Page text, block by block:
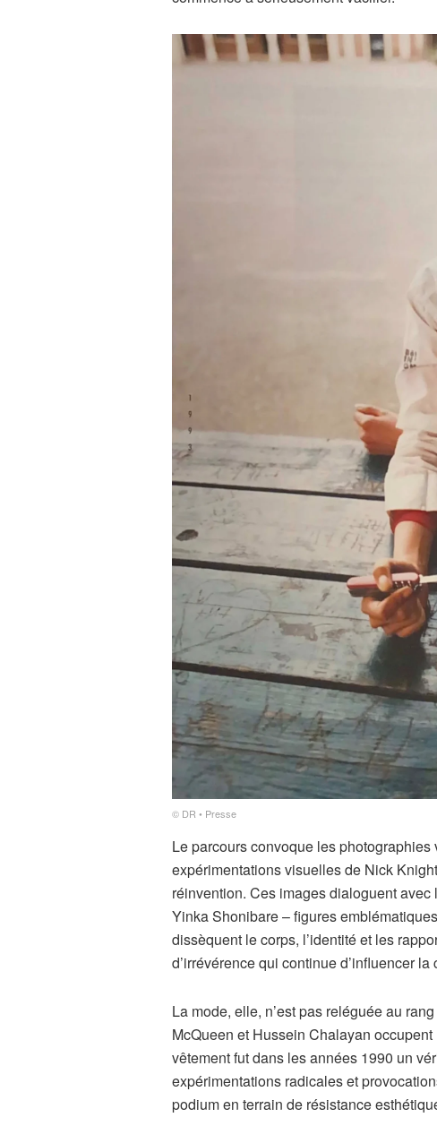
© DR • Presse
Le parcours convoque les
expérimentations visuelles de Nick
réinvention. Ces images dialoguent
Yinka Shonibare – figures
dissèquent le corps, l’identité et les
d’irrévérence qui continue d’influencer
La mode, elle, n’est pas reléguée au
McQueen et Hussein Chalayan
vêtement fut dans les années 1990 un
expérimentations radicales et
podium en terrain de résistance